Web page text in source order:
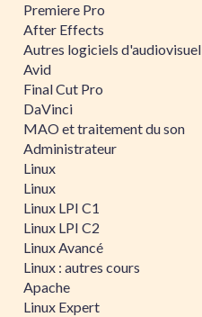
Premiere Pro
After Effects
Autres logiciels d'audiovisuel
Avid
Final Cut Pro
DaVinci
MAO et traitement du son
Administrateur
Linux
Linux
Linux LPI C1
Linux LPI C2
Linux Avancé
Linux : autres cours
Apache
Linux Expert